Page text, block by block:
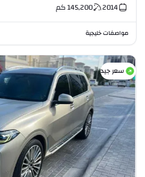
2014
145,200كم
مواصفات خليجية
سعر جيد